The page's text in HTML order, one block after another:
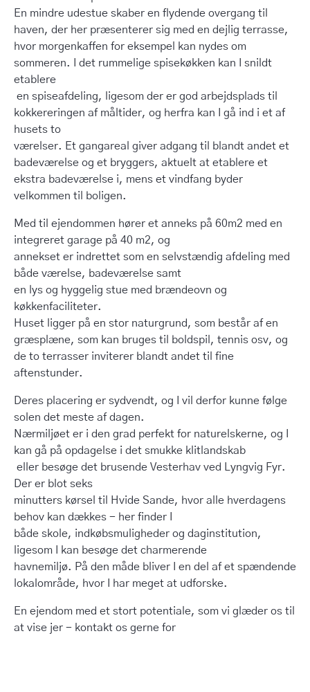
En mindre udestue skaber en flydende overgang til
haven, der her præsenterer sig med en dejlig terrasse,
hvor morgenkaffen for eksempel kan nydes om
sommeren. I det rummelige spisekøkken kan I snildt
etablere
en spiseafdeling, ligesom der er god arbejdsplads til
kokkereringen af måltider, og herfra kan I gå ind i et af
husets to
værelser. Et gangareal giver adgang til blandt andet et
badeværelse og et bryggers, aktuelt at etablere et
ekstra badeværelse i, mens et vindfang byder
velkommen til boligen.
Med til ejendommen hører et anneks på 60m2 med en
integreret garage på 40 m2, og
annekset er indrettet som en selvstændig afdeling med
både værelse, badeværelse samt
en lys og hyggelig stue med brændeovn og
køkkenfaciliteter.
Huset ligger på en stor naturgrund, som består af en
græsplæne, som kan bruges til boldspil, tennis osv, og
de to terrasser inviterer blandt andet til fine
aftenstunder.
Deres placering er sydvendt, og I vil derfor kunne følge
solen det meste af dagen.
Nærmiljøet er i den grad perfekt for naturelskerne, og I
kan gå på opdagelse i det smukke klitlandskab
eller besøge det brusende Vesterhav ved Lyngvig Fyr.
Der er blot seks
minutters kørsel til Hvide Sande, hvor alle hverdagens
behov kan dækkes - her finder I
både skole, indkøbsmuligheder og daginstitution,
ligesom I kan besøge det charmerende
havnemiljø. På den måde bliver I en del af et spændende
lokalområde, hvor I har meget at udforske.
En ejendom med et stort potentiale, som vi glæder os til
at vise jer - kontakt os gerne for